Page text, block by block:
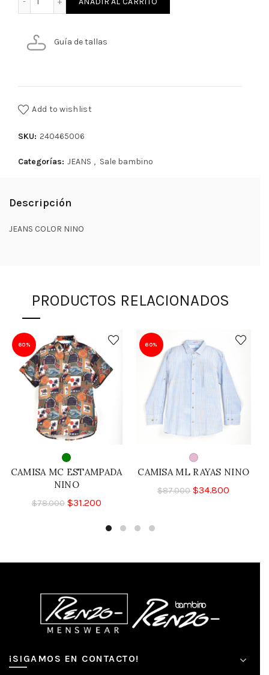
Guía de tallas
Add to wishlist
SKU: 240465006
Categorías: JEANS , Sale bambino
Descripción
JEANS COLOR NINO
PRODUCTOS RELACIONADOS
60%
CAMISA MC ESTAMPADA
NINO
$78.000 $31.200
60%
CAMISA ML RAYAS NINO
$87.000 $34.800
¡SIGAMOS EN CONTACTO!